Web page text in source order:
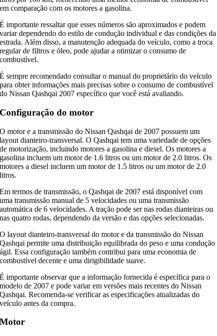
em comparação com os motores a gasolina.
É importante ressaltar que esses números são aproximados e podem
variar dependendo do estilo de condução individual e das condições da
estrada. Além disso, a manutenção adequada do veículo, como a troca
regular de filtros e óleo, pode ajudar a otimizar o consumo de
combustível.
É sempre recomendado consultar o manual do proprietário do veículo
para obter informações mais precisas sobre o consumo de combustível
do Nissan Qashqai 2007 específico que você está avaliando.
Configuração do motor
O motor e a transmissão do Nissan Qashqai de 2007 possuem um
layout dianteiro-transversal. O Qashqai tem uma variedade de opções
de motorização, incluindo motores a gasolina e diesel. Os motores a
gasolina incluem um motor de 1.6 litros ou um motor de 2.0 litros. Os
motores a diesel incluem um motor de 1.5 litros ou um motor de 2.0
litros.
Em termos de transmissão, o Qashqai de 2007 está disponível com
uma transmissão manual de 5 velocidades ou uma transmissão
automática de 6 velocidades. A tração pode ser nas rodas dianteiras ou
nas quatro rodas, dependendo da versão e das opções selecionadas.
O layout dianteiro-transversal do motor e da transmissão do Nissan
Qashqai permite uma distribuição equilibrada do peso e uma condução
ágil. Essa configuração também contribui para uma economia de
combustível decente e uma dirigibilidade suave.
É importante observar que a informação fornecida é específica para o
modelo de 2007 e pode variar em versões mais recentes do Nissan
Qashqai. Recomenda-se verificar as especificações atualizadas do
veículo antes da compra.
Motor